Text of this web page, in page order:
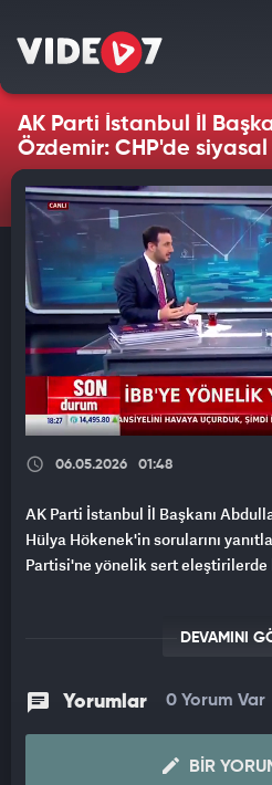
AK Parti İstanbul İl
Özdemir: CHP'de
06.05.2026 01:48
AK Parti İstanbul İl Başkanı
Hülya Hökenek'in sorularını
Partisi'ne yönelik sert eleştirilerde
DEVAMINI
Yorumlar 0 Yorum Var
BIR